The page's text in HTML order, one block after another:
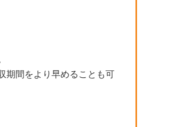
期間をより早めることも可